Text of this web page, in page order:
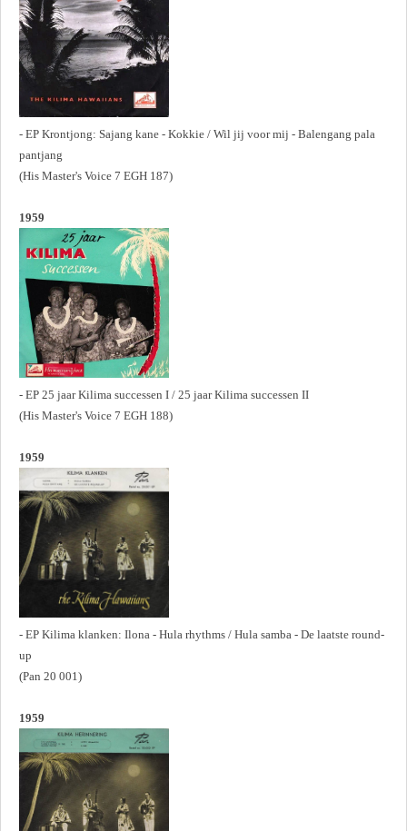
- EP Krontjong: Sajang kane - Kokkie / Wil jij voor mij - Balengang pala
pantjang
(His Master's Voice 7 EGH 187)
1959
- EP 25 jaar Kilima successen I / 25 jaar Kilima successen II
(His Master's Voice 7 EGH 188)
1959
- EP Kilima klanken: Ilona - Hula rhythms / Hula samba - De laatste round-
up
(Pan 20 001)
1959